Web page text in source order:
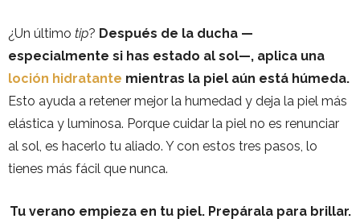
¿Un último tip? Después de la ducha —
especialmente si has estado al sol—, aplica una
loción hidratante mientras la piel aún está húmeda.
Esto ayuda a retener mejor la humedad y deja la piel más
elástica y luminosa. Porque cuidar la piel no es renunciar
al sol, es hacerlo tu aliado. Y con estos tres pasos, lo
tienes más fácil que nunca.
Tu verano empieza en tu piel. Prepárala para brillar.